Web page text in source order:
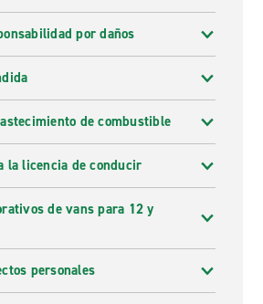
por daños
de combustible
la licencia de conducir
de vans para 12 y
personales